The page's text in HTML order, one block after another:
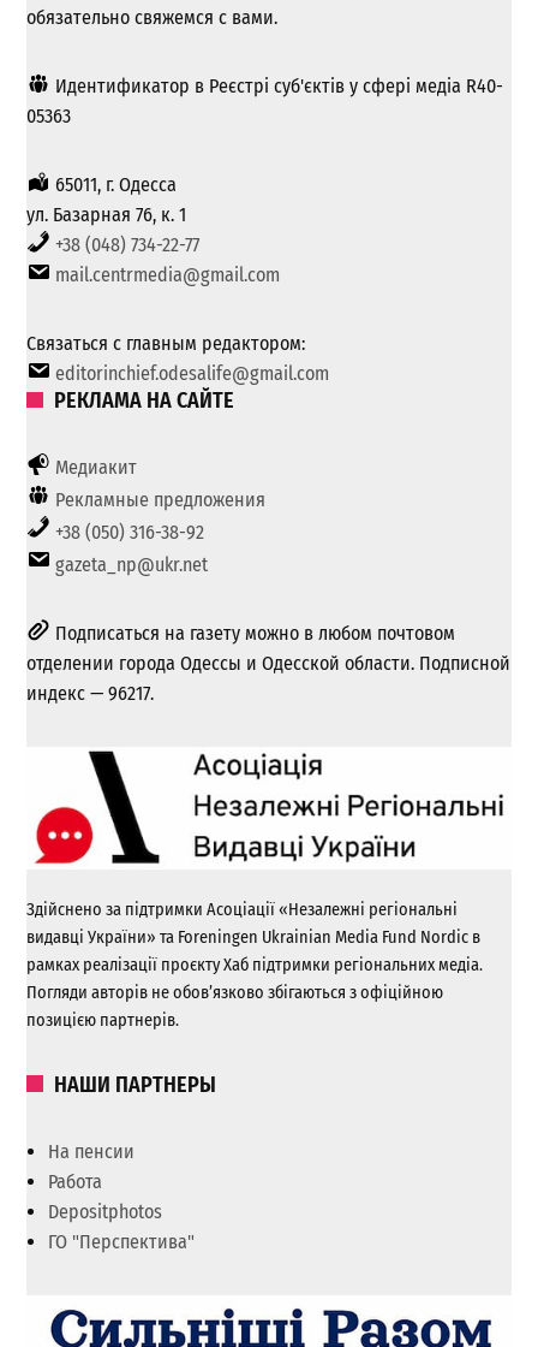
обязательно свяжемся с вами.
Идентификатор в Реєстрі суб'єктів у сфері медіа R40-
05363
65011, г. Одесса
ул. Базарная 76, к. 1
+38 (048) 734-22-77
mail.centrmedia@gmail.com
Связаться с главным редактором:
editorinchief.odesalife@gmail.com
РЕКЛАМА НА САЙТЕ
Медиакит
Рекламные предложения
+38 (050) 316-38-92
gazeta_np@ukr.net
Подписаться на газету можно в любом почтовом
отделении города Одессы и Одесской области. Подписной
индекс — 96217.
Здійснено за підтримки Асоціації «Незалежні регіональні
видавці України» та Foreningen Ukrainian Media Fund Nordic в
рамках реалізації проєкту Хаб підтримки регіональних медіа.
Погляди авторів не обов’язково збігаються з офіційною
позицією партнерів.
НАШИ ПАРТНЕРЫ
На пенсии
Работа
Depositphotos
ГО "Перспектива"